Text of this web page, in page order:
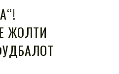
ЖОЛТИ